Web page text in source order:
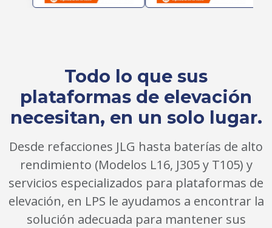
Todo lo que sus
plataformas de elevación
necesitan, en un solo lugar.
Desde refacciones JLG hasta baterías de alto
rendimiento (Modelos L16, J305 y T105) y
servicios especializados para plataformas de
elevación, en LPS le ayudamos a encontrar la
solución adecuada para mantener sus